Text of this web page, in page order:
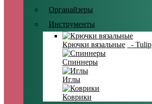
Органайзеры
Инструменты
Крючки вязальные - Tulip
Спиннеры
Иглы
Коврики